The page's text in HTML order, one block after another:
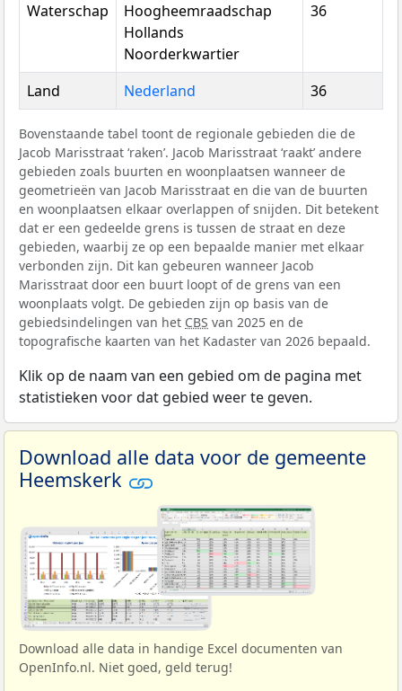
Waterschap
Hoogheemraadschap
Hollands
Noorderkwartier
36
Land Nederland 36
Bovenstaande tabel toont de regionale gebieden die de
Jacob Marisstraat ‘raken’. Jacob Marisstraat ‘raakt’ andere
gebieden zoals buurten en woonplaatsen wanneer de
geometrieën van Jacob Marisstraat en die van de buurten
en woonplaatsen elkaar overlappen of snijden. Dit betekent
dat er een gedeelde grens is tussen de straat en deze
gebieden, waarbij ze op een bepaalde manier met elkaar
verbonden zijn. Dit kan gebeuren wanneer Jacob
Marisstraat door een buurt loopt of de grens van een
woonplaats volgt. De gebieden zijn op basis van de
gebiedsindelingen van het CBS van 2025 en de
topografische kaarten van het Kadaster van 2026 bepaald.
Klik op de naam van een gebied om de pagina met
statistieken voor dat gebied weer te geven.
Download alle data voor de gemeente
Heemskerk
Download alle data in handige Excel documenten van
OpenInfo.nl. Niet goed, geld terug!